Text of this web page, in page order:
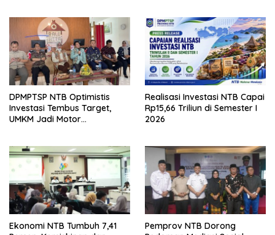
DPMPTSP NTB Optimistis
Investasi Tembus Target,
UMKM Jadi Motor
Realisasi Investasi NTB Capai
Rp15,66 Triliun di Semester I
2026
Ekonomi NTB Tumbuh 7,41
Pemprov NTB Dorong